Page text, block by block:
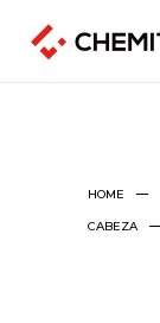
HOME
CABEZA